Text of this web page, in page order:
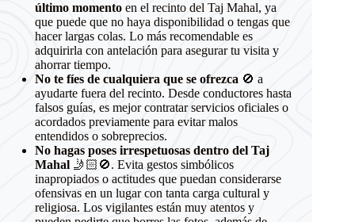
último momento en el recinto del Taj Mahal, ya
que puede que no haya disponibilidad o tengas que
hacer largas colas. Lo más recomendable es
adquirirla con antelación para asegurar tu visita y
ahorrar tiempo.
No te fíes de cualquiera que se ofrezca 🚫 a
ayudarte fuera del recinto. Desde conductores hasta
falsos guías, es mejor contratar servicios oficiales o
acordados previamente para evitar malos
entendidos o sobreprecios.
No hagas poses irrespetuosas dentro del Taj
Mahal 🤳🏻🚫. Evita gestos simbólicos
inapropiados o actitudes que puedan considerarse
ofensivas en un lugar con tanta carga cultural y
religiosa. Los vigilantes están muy atentos y